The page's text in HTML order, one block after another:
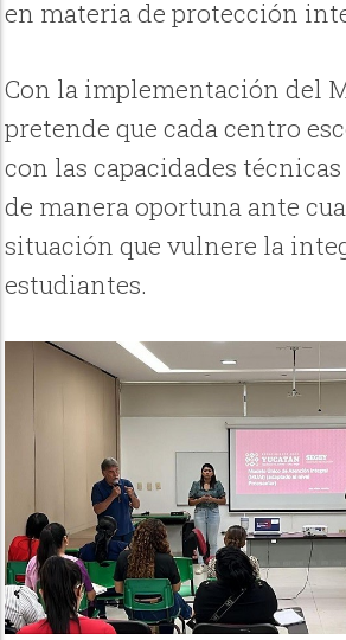
en materia de protección
Con la implementación del
pretende que cada centro
con las capacidades
de manera oportuna ante
situación que vulnere la
estudiantes.